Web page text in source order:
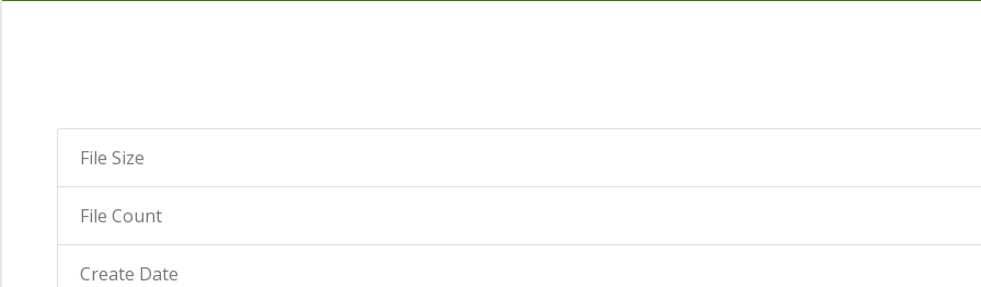
File Size
File Count
Create Date